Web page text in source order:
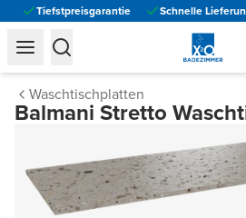
Tiefstpreisgarantie Schnelle
Waschtischplatten
Balmani Stretto